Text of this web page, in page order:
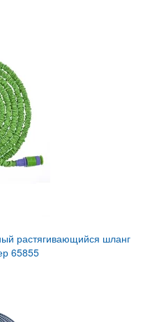
растягивающийся шланг
65855